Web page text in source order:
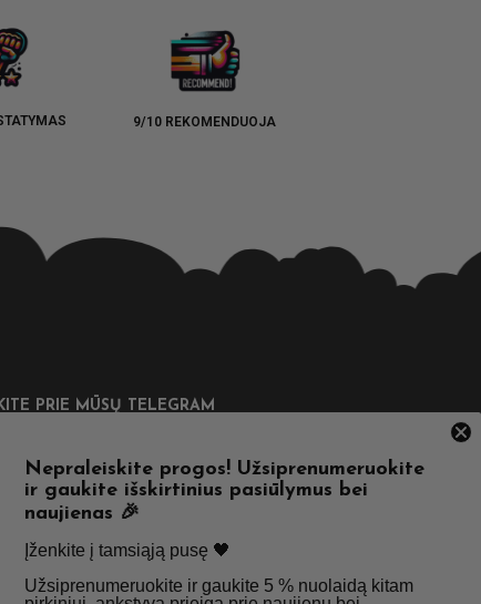
9/10 REKOMENDUOJA
PRIE MŪSŲ TELEGRAM
NUORODOS
Taisyklės & Nuostatos
Nepraleiskite progos! Užsiprenumeruokite
ir gaukite išskirtinius pasiūlymus bei
naujienas 🎉
Įženkite į tamsiąją pusę 🖤 ​
Užsiprenumeruokite ir gaukite 5 % nuolaidą kitam